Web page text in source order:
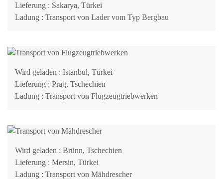
Lieferung : Sakarya, Türkei
Ladung : Transport von Lader vom Typ Bergbau
Wird geladen : Istanbul, Türkei
Lieferung : Prag, Tschechien
Ladung : Transport von Flugzeugtriebwerken
Wird geladen : Brünn, Tschechien
Lieferung : Mersin, Türkei
Ladung : Transport von Mähdrescher